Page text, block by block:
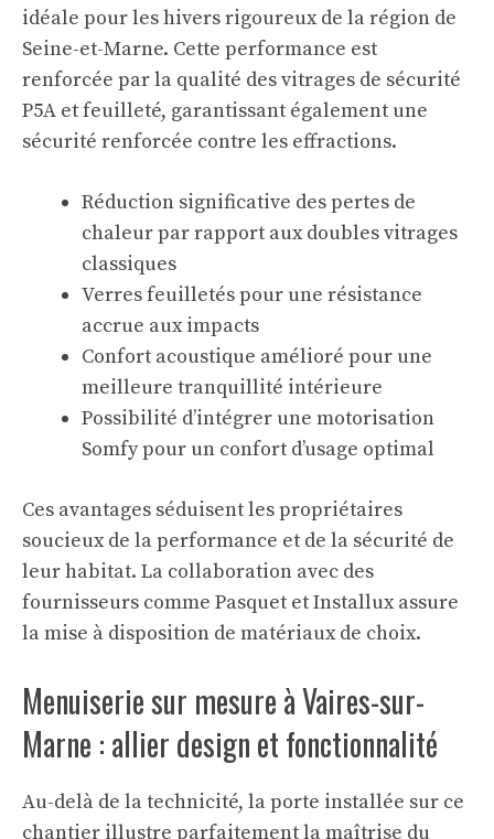
idéale pour les hivers rigoureux de la région de
Seine-et-Marne. Cette performance est
renforcée par la qualité des vitrages de sécurité
P5A et feuilleté, garantissant également une
sécurité renforcée contre les effractions.
Réduction significative des pertes de
chaleur par rapport aux doubles vitrages
classiques
Verres feuilletés pour une résistance
accrue aux impacts
Confort acoustique amélioré pour une
meilleure tranquillité intérieure
Possibilité d’intégrer une motorisation
Somfy pour un confort d’usage optimal
Ces avantages séduisent les propriétaires
soucieux de la performance et de la sécurité de
leur habitat. La collaboration avec des
fournisseurs comme Pasquet et Installux assure
la mise à disposition de matériaux de choix.
Menuiserie sur mesure à Vaires-sur-
Marne : allier design et fonctionnalité
Au-delà de la technicité, la porte installée sur ce
chantier illustre parfaitement la maîtrise du